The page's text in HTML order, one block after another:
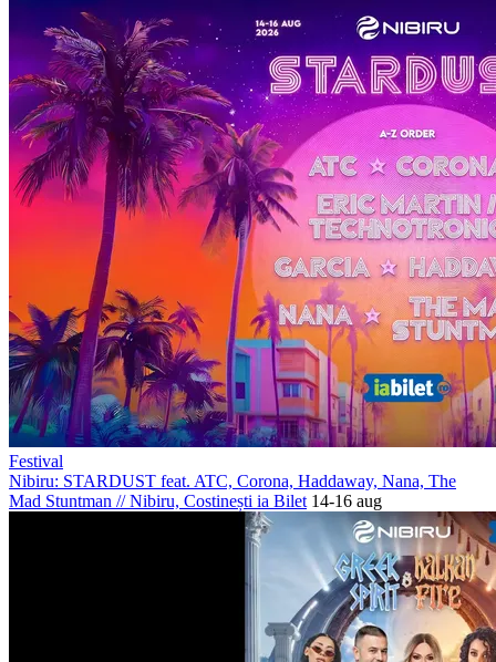
Festival
Nibiru: STARDUST feat. ATC, Corona, Haddaway, Nana, The
Mad Stuntman //Nibiru, Costinești ia Bilet 14-16 aug